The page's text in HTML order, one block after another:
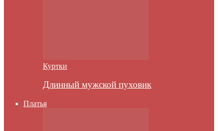
Куртки
Длинный мужской пуховик
Платья